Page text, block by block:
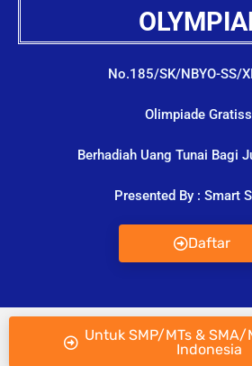
No.185/SK/NBYO-SS/
Olimpiade
Berhadiah Uang Tunai Bagi
Presented By : Smart
Daftar
Untuk SMP/MTs &
Indonesia